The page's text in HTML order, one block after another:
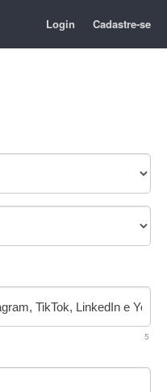
Login Cadastre-se
5